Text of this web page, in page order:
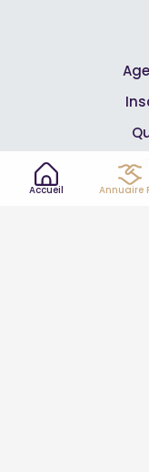
Accueil Annuaire